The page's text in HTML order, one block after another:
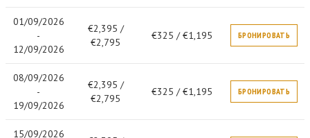
01/09/2026
-
12/09/2026
€2,395 /
€2,795
€325 / €1,195 БРОНИРОВАТЬ
08/09/2026
-
19/09/2026
€2,395 /
€2,795
€325 / €1,195 БРОНИРОВАТЬ
15/09/2026